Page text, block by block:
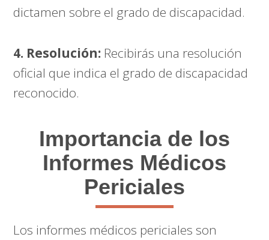
dictamen sobre el grado de discapacidad.
4. Resolución: Recibirás una resolución
oficial que indica el grado de discapacidad
reconocido.
Importancia de los
Informes Médicos
Periciales
Los informes médicos periciales son